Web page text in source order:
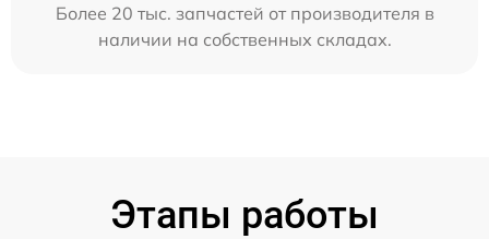
Более 20 тыс. запчастей от производителя в
наличии на собственных складах.
Этапы работы